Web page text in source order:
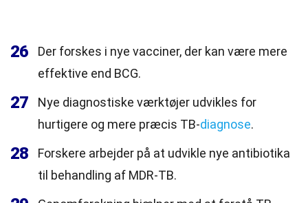
26
Der forskes i nye vacciner, der kan være mere
effektive end BCG.
27
Nye diagnostiske værktøjer udvikles for
hurtigere og mere præcis TB-diagnose.
28
Forskere arbejder på at udvikle nye antibiotika
til behandling af MDR-TB.